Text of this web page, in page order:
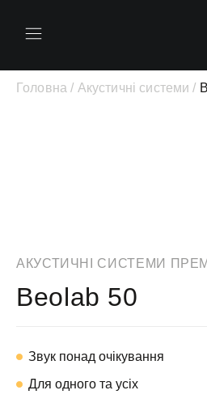
Головна / Акустичні системи /
АКУСТИЧНІ СИСТЕМИ
Beolab 50
Звук понад очікування
Для одного та усіх